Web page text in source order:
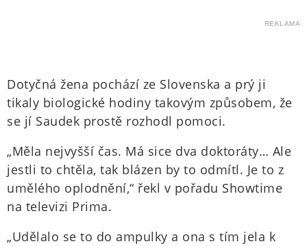
REKLAMA
Dotyčná žena pochází ze Slovenska a prý ji
tikaly biologické hodiny takovým způsobem, že
se jí Saudek prostě rozhodl pomoci.
„Měla nejvyšší čas. Má sice dva doktoráty… Ale
jestli to chtěla, tak blázen by to odmítl. Je to z
umělého oplodnění,“ řekl v pořadu Showtime
na televizi Prima.
„Udělalo se to do ampulky a ona s tím jela k